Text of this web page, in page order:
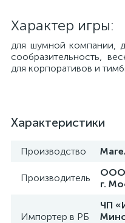
Характер игры:
для шумной компании,
сообразительность,
для корпоративов и
Характеристики
Производство
Производитель
ООО
г.
Импортер в РБ
ЧП